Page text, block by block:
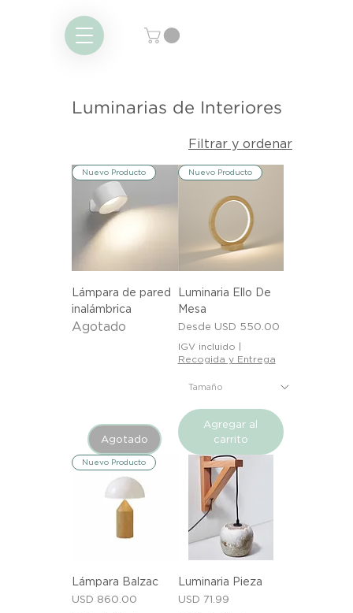
Luminarias de Interiores
Filtrar y ordenar
Nuevo Producto
Lámpara de pared
inalámbrica
Agotado
Agotado
Nuevo Producto
Luminaria Ello De
Mesa
Desde USD 550.00
Precio de oferta
IGV incluido |
Recogida y Entrega
Agregar al
carrito
Nuevo Producto
Lámpara Balzac
Precio
USD 860.00
Luminaria Pieza
Precio
USD 71.99